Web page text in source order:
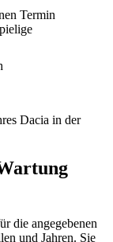
Termin
Dacia in der
die angegebenen
und Jahren. Sie